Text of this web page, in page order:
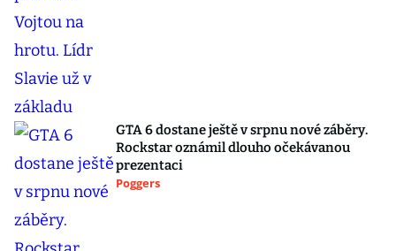
GTA 6 dostane ještě v srpnu nové záběry.
Rockstar oznámil dlouho očekávanou
prezentaci
Poggers